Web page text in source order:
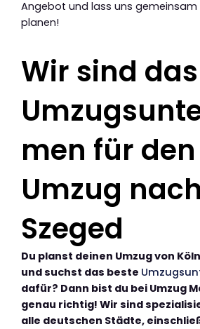
Angebot und lass uns gemeinsam
planen!
Wir sind
men für den
Umzug nach
Szeged
Du planst deinen Umzug von
und suchst das beste
dafür? Dann bist du bei Umzug
genau richtig! Wir sind
alle deutschen Städte,